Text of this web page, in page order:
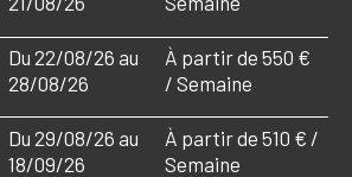
Du 22/08/26 au
28/08/26
À partir de 550 €
/ Semaine
Du 29/08/26 au
18/09/26
À partir de 510 € /
Semaine